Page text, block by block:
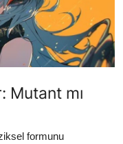
Mutant mı
formunu